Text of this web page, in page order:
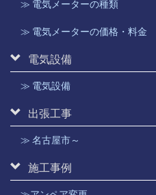
≫ 電気メーターの種類
≫ 電気メーターの価格・料金
電気設備
≫ 電気設備
出張工事
≫ 名古屋市～
施工事例